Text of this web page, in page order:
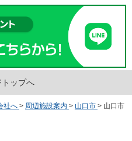
ップへ
社へ > 周辺施設案内 > 山口市 > 山口市